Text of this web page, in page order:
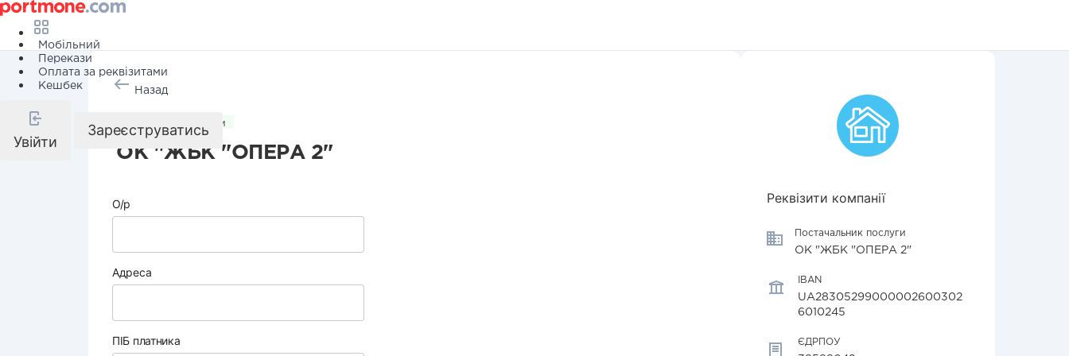
Мобільний
Перекази
Оплата за реквізитами
Кешбек
Увійти
Зареєструватись
Назад
Комунальні послуги
ОК "ЖБК "ОПЕРА 2"
О/р
Адреса
ПІБ платника
Реквізити компанії
Постачальник послуги
ОК "ЖБК "ОПЕРА 2"
IBAN
UA28305299000002600302
6010245
ЄДРПОУ